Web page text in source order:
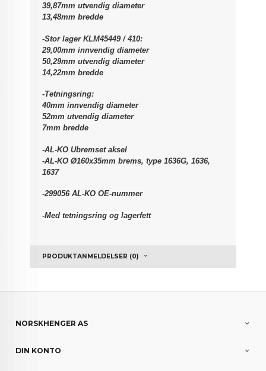
39,87mm utvendig diameter
13,48mm bredde
-Stor lager KLM45449 / 410:
29,00mm innvendig diameter
50,29mm utvendig diameter
14,22mm bredde
-Tetningsring:
40mm innvendig diameter
52mm utvendig diameter
7mm bredde
-AL-KO Ubremset aksel
-AL-KO Ø160x35mm brems, type 1636G, 1636,
1637
-299056 AL-KO OE-nummer
-Med tetningsring og lagerfett
PRODUKTANMELDELSER (0)
NORSKHENGER AS
DIN KONTO